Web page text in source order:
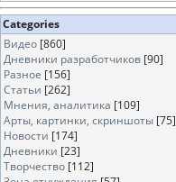
Categories
Видео [860]
Дневники разработчиков [90]
Разное [156]
Статьи [262]
Мнения, аналитика [109]
Арты, картинки, скриншоты [75]
Новости [174]
Дневники [23]
Творчество [112]